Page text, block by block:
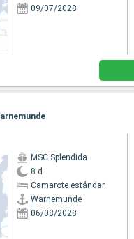
09/07/2028
MSC Splendida
8 d
Camarote estándar
Warnemunde
06/08/2028